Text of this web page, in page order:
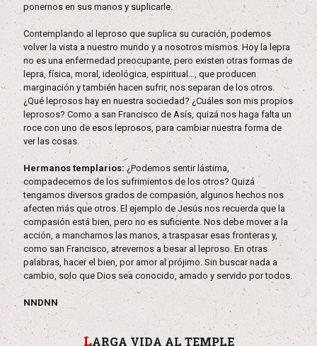
ponernos en sus manos y suplicarle.
Contemplando al leproso que suplica su curación, podemos
volver la vista a nuestro mundo y a nosotros mismos. Hoy la lepra
no es una enfermedad preocupante, pero existen otras formas de
lepra, física, moral, ideológica, espiritual…, que producen
marginación y también hacen sufrir, nos separan de los otros.
¿Qué leprosos hay en nuestra sociedad? ¿Cuáles son mis propios
leprosos? Como a san Francisco de Asís, quizá nos haga falta un
roce con uno de esos leprosos, para cambiar nuestra forma de
ver las cosas.
Hermanos templarios: ¿Podemos sentir lástima,
compadecernos de los sufrimientos de los otros? Quizá
tengamos diversos grados de compasión, algunos hechos nos
afecten más que otros. El ejemplo de Jesús nos recuerda que la
compasión está bien, pero no es suficiente. Nos debe mover a la
acción, a mancharnos las manos, a traspasar esas fronteras y,
como san Francisco, atrevernos a besar al leproso. En otras
palabras, hacer el bien, por amor al prójimo. Sin buscar nada a
cambio, solo que Dios sea conocido, amado y servido por todos.
NNDNN
LARGA VIDA AL TEMPLE